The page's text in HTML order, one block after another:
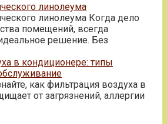
линолеума
линолеума Когда дело
помещений, всегда
решение. Без
в кондиционере: типы
как фильтрация воздуха в
от загрязнений, аллергии